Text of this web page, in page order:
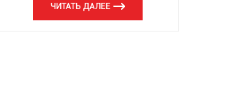
ЧИТАТЬ ДАЛЕЕ